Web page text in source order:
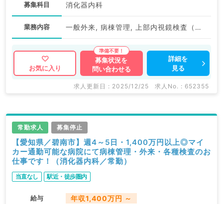
募集科目 消化器内科
業務内容 一般外来, 病棟管理, 上部内視鏡検査（ＧＦ）, 下部内視鏡検査（ＣＦ）
お気に入り
募集状況を
問い合わせる
詳細を
見る
求人更新日 : 2025/12/25 求人No. : 652355
常勤求人 募集停止
【愛知県／碧南市】週4～5日・1,400万円以上◎マイ
カー通勤可能な病院にて病棟管理・外来・各種検査のお
仕事です！（消化器内科／常勤）
当直なし 駅近・徒歩圏内
給与 年収1,400万円 ～